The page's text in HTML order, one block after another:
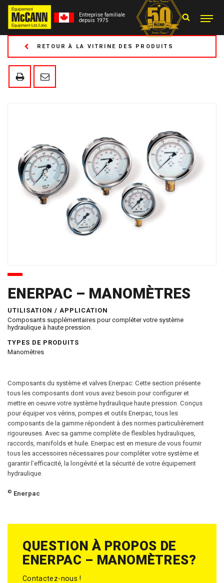
Entreprise familiale
depuis 1975
RETOUR À LA VITRINE DES PRODUITS
ENERPAC – MANOMÈTRES
UTILISATION / APPLICATION
Composants supplémentaires pour compléter votre système
hydraulique à haute pression.
TYPES DE PRODUITS
Manomètres
Composants du système et valves Enerpac: Cette section présente
tous les composants dont vous avez besoin pour configurer et
mettre en oeuvre votre système hydraulique haute pression. Conçus
pour équiper vos vérins, pompes et outils Enerpac, tous les
composants de la gamme répondent à des normes particulièrement
rigoureuses. Avec sa gamme complète de flexibles hydrauliques,
raccords, manifolds et huile. Enerpac est en mesure de vous fournir
tous les accessoires nécessaires pour compléter votre système et
garantir l’efficacité, la longévité et la sécurité de votre équipement
hydraulique.
© Enerpac
QUESTION À PROPOS DE
ENERPAC – MANOMÈTRES?
Contactez-nous !